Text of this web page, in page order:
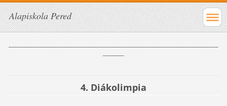
Alapiskola Pered
4. Diákolimpia